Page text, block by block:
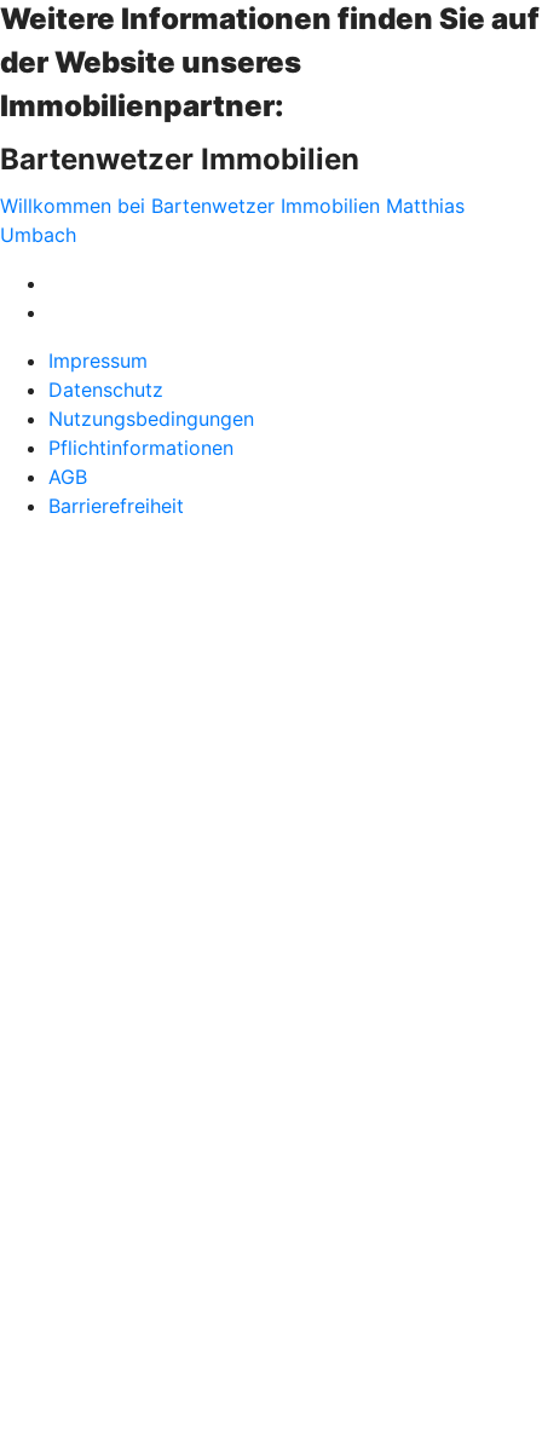
Weitere Informationen finden Sie auf
der Website unseres
Immobilienpartner:
Bartenwetzer Immobilien
Willkommen bei Bartenwetzer Immobilien Matthias
Umbach
Impressum
Datenschutz
Nutzungsbedingungen
Pflichtinformationen
AGB
Barrierefreiheit